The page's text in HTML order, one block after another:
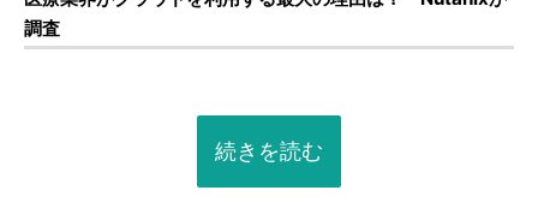
調査
続きを読む